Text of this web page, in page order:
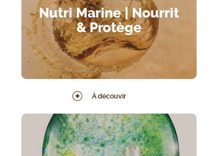
Nutri Marine | Nourrit
& Protège
À découvir